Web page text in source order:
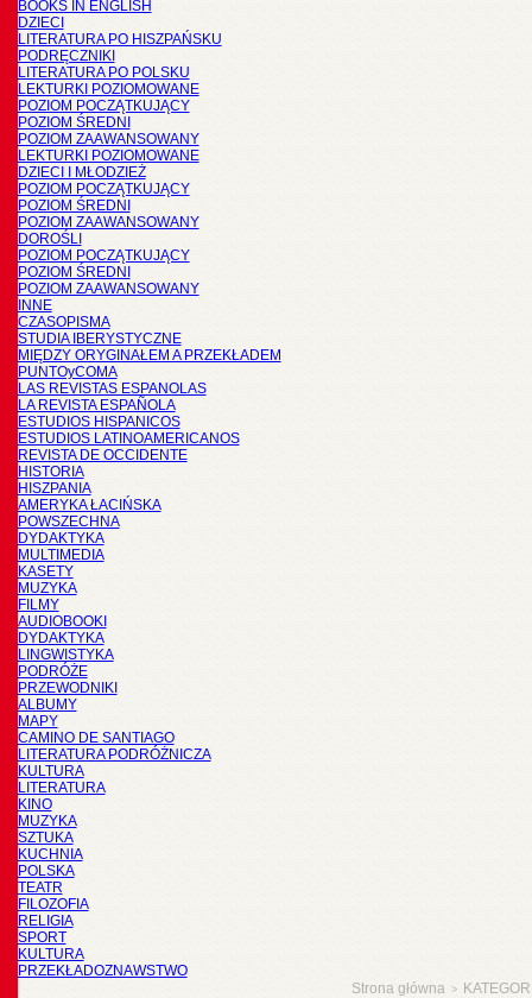
BOOKS IN ENGLISH
DZIECI
LITERATURA PO HISZPAŃSKU
PODRĘCZNIKI
LITERATURA PO POLSKU
LEKTURKI POZIOMOWANE
POZIOM POCZĄTKUJĄCY
POZIOM ŚREDNI
POZIOM ZAAWANSOWANY
LEKTURKI POZIOMOWANE
DZIECI I MŁODZIEŻ
POZIOM POCZĄTKUJĄCY
POZIOM ŚREDNI
POZIOM ZAAWANSOWANY
DOROŚLI
POZIOM POCZĄTKUJĄCY
POZIOM ŚREDNI
POZIOM ZAAWANSOWANY
INNE
CZASOPISMA
STUDIA IBERYSTYCZNE
MIĘDZY ORYGINAŁEM A PRZEKŁADEM
PUNTOyCOMA
LAS REVISTAS ESPANOLAS
LA REVISTA ESPAÑOLA
ESTUDIOS HISPANICOS
ESTUDIOS LATINOAMERICANOS
REVISTA DE OCCIDENTE
HISTORIA
HISZPANIA
AMERYKA ŁACIŃSKA
POWSZECHNA
DYDAKTYKA
MULTIMEDIA
KASETY
MUZYKA
FILMY
AUDIOBOOKI
DYDAKTYKA
LINGWISTYKA
PODRÓŻE
PRZEWODNIKI
ALBUMY
MAPY
CAMINO DE SANTIAGO
LITERATURA PODRÓŻNICZA
KULTURA
LITERATURA
KINO
MUZYKA
SZTUKA
KUCHNIA
POLSKA
TEATR
FILOZOFIA
RELIGIA
SPORT
KULTURA
PRZEKŁADOZNAWSTWO
Strona główna >